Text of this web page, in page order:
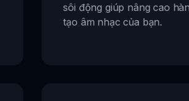
sôi động giúp nâng cao
tạo âm nhạc của bạn.